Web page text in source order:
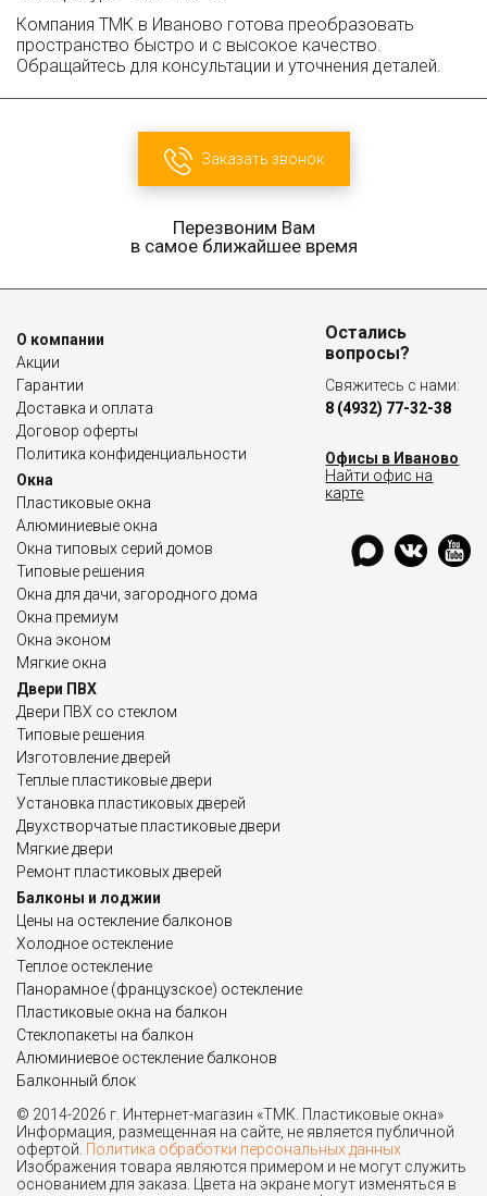
Компания ТМК в Иваново готова преобразовать
пространство быстро и с высокое качество.
Обращайтесь для консультации и уточнения деталей.
Заказать звонок
Перезвоним Вам
в самое ближайшее время
О компании
Акции
Гарантии
Доставка и оплата
Договор оферты
Политика конфиденциальности
Окна
Пластиковые окна
Алюминиевые окна
Окна типовых серий домов
Типовые решения
Окна для дачи, загородного дома
Окна премиум
Окна эконом
Мягкие окна
Двери ПВХ
Двери ПВХ со стеклом
Типовые решения
Изготовление дверей
Теплые пластиковые двери
Установка пластиковых дверей
Двухстворчатые пластиковые двери
Мягкие двери
Ремонт пластиковых дверей
Балконы и лоджии
Цены на остекление балконов
Холодное остекление
Теплое остекление
Панорамное (французское) остекление
Пластиковые окна на балкон
Стеклопакеты на балкон
Алюминиевое остекление балконов
Балконный блок
Остались
вопросы?
Свяжитесь с нами:
8 (4932) 77-32-38
Офисы в Иваново
Найти офис на
карте
© 2014-2026 г. Интернет-магазин «ТМК. Пластиковые окна»
Информация, размещенная на сайте, не является публичной
офертой. Политика обработки персональных данных
Изображения товара являются примером и не могут служить
основанием для заказа. Цвета на экране могут изменяться в